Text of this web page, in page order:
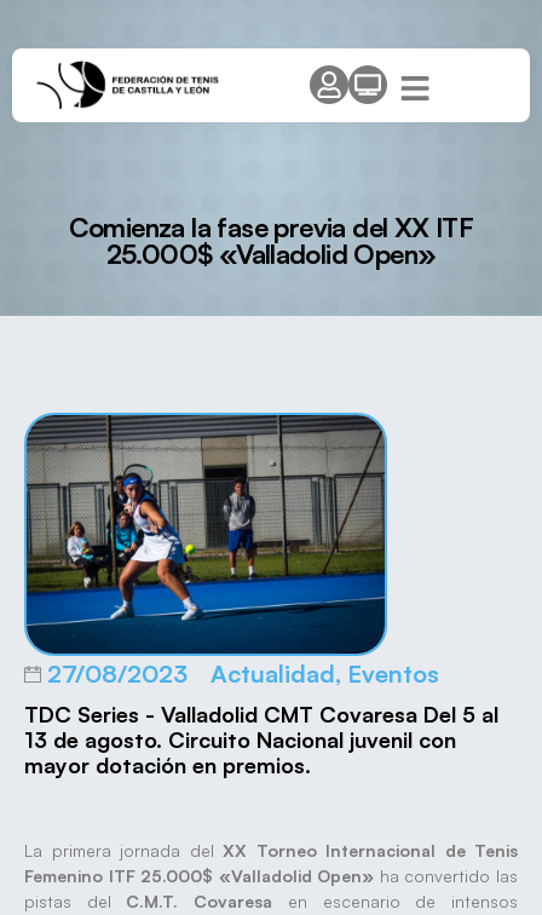
Comienza la fase previa del XX ITF
25.000$ «Valladolid Open»
27/08/2023 Actualidad, Eventos
TDC Series - Valladolid CMT Covaresa Del 5 al
13 de agosto. Circuito Nacional juvenil con
mayor dotación en premios.
La primera jornada del XX Torneo Internacional de Tenis
Femenino ITF 25.000$ «Valladolid Open» ha convertido las
pistas del C.M.T. Covaresa en escenario de intensos